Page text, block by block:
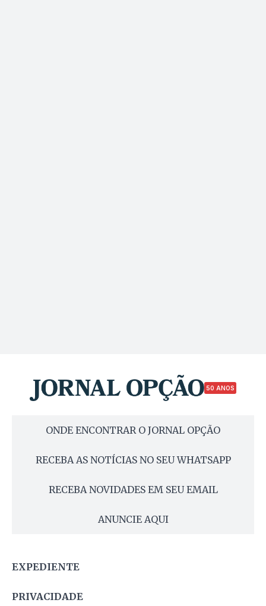
50 ANOS
ONDE ENCONTRAR O JORNAL OPÇÃO
RECEBA AS NOTÍCIAS NO SEU WHATSAPP
RECEBA NOVIDADES EM SEU EMAIL
ANUNCIE AQUI
EXPEDIENTE
PRIVACIDADE